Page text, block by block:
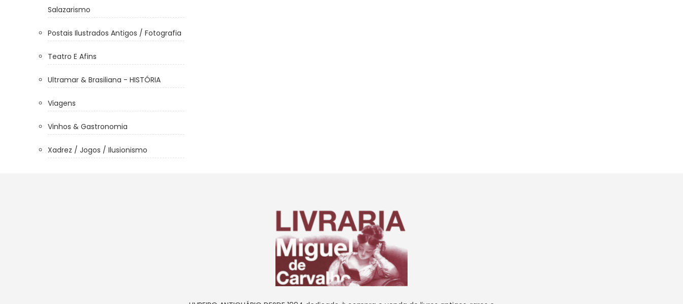
Salazarismo
Postais Ilustrados Antigos / Fotografia
Teatro E Afins
Ultramar & Brasiliana - HISTÓRIA
Viagens
Vinhos & Gastronomia
Xadrez / Jogos / Ilusionismo